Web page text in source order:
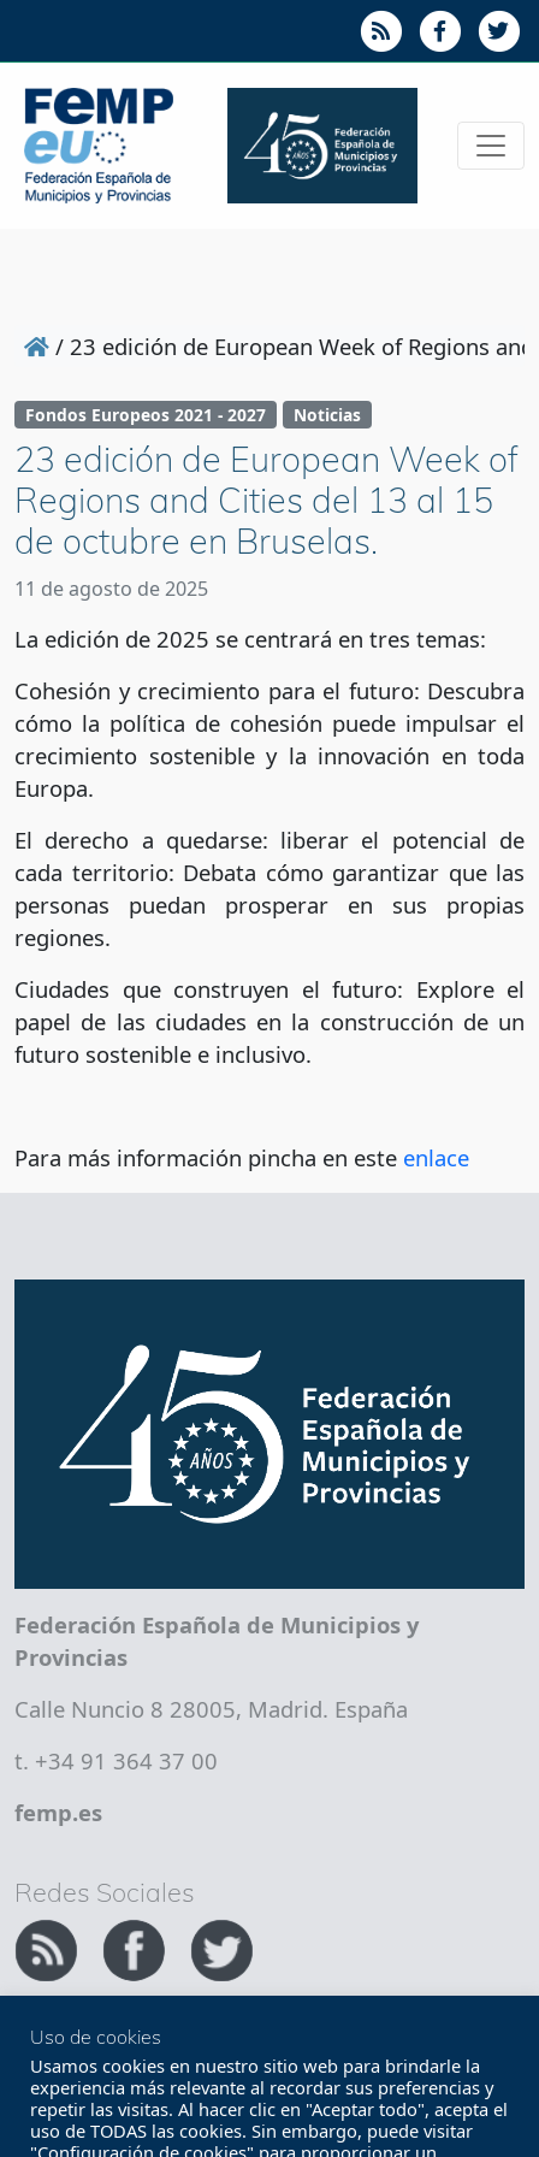
/ 23 edición de European Week of Regions
Fondos Europeos 2021 - 2027 Noticias
23 edición de European Week of
Regions and Cities del 13 al 15
de octubre en Bruselas.
11 de agosto de 2025
La edición de 2025 se centrará en tres temas:
Cohesión y crecimiento para el futuro: Descubra
cómo la política de cohesión puede impulsar el
crecimiento sostenible y la innovación en toda
Europa.
El derecho a quedarse: liberar el potencial de
cada territorio: Debata cómo garantizar que las
personas puedan prosperar en sus propias
regiones.
Ciudades que construyen el futuro: Explore el
papel de las ciudades en la construcción de un
futuro sostenible e inclusivo.
Para más información pincha en este enlace
Federación Española de Municipios y
Provincias
Calle Nuncio 8 28005, Madrid. España
t. +34 91 364 37 00
femp.es
Redes Sociales
Copyright FEMP
Accesibilidad
Términos legales
Política de privacidad
Uso de cookies
Usamos cookies en nuestro sitio web para brindarle la
experiencia más relevante al recordar sus preferencias y
repetir las visitas. Al hacer clic en "Aceptar todo", acepta el
uso de TODAS las cookies. Sin embargo, puede visitar
"Configuración de cookies" para proporcionar un